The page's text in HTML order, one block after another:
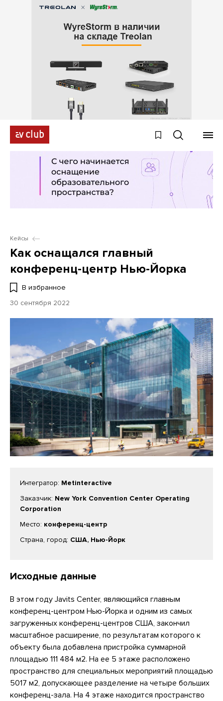
Кейсы
Как оснащался главный
конференц-центр Нью-Йорка
В избранное
30 сентября 2022
Интегратор: Metinteractive
Заказчик: New York Convention Center Operating
Corporation
Место: конференц-центр
Страна, город: США, Нью-Йорк
Исходные данные
В этом году Javits Center, являющийся главным
конференц-центром Нью-Йорка и одним из самых
загруженных конференц-центров США, закончил
масштабное расширение, по результатам которого к
объекту была добавлена пристройка суммарной
площадью 111 484 м2. На ее 5 этаже расположено
пространство для специальных мероприятий площадью
5017 м2, допускающее разделение на четыре больших
конференц-зала. На 4 этаже находится пространство